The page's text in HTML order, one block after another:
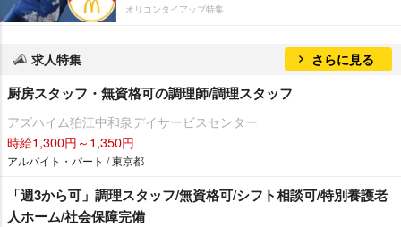
オリコンタイアップ特集
求人特集 さらに見る
厨房スタッフ・無資格可の調理師/調理スタッフ
アズハイム狛江中和泉デイサービスセンター
時給1,300円～1,350円
アルバイト・パート / 東京都
「週3から可」調理スタッフ/無資格可/シフト相談可/特別養護老
人ホーム/社会保障完備